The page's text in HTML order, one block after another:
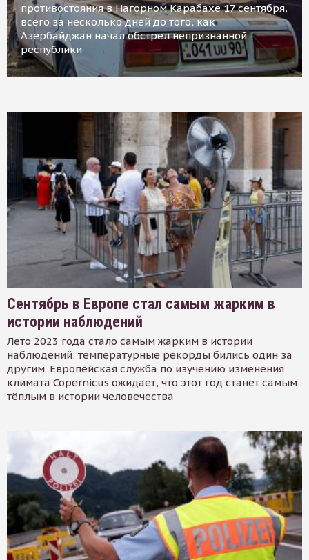
противостояния в Нагорном Карабахе 17 сентября,
всего за несколько дней до того, как
Азербайджан начал обстрел непризнанной
республики
Сентябрь в Европе стал самым жарким в
истории наблюдений
Лето 2023 года стало самым жарким в истории
наблюдений: температурные рекорды бились один за
другим. Европейская служба по изучению изменения
климата Copernicus ожидает, что этот год станет самым
тёплым в истории человечества